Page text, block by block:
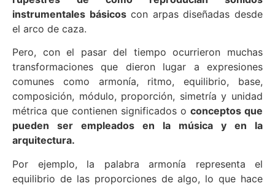
instrumentales básicoscon arpas diseñadas desde
el arco de caza.
Pero, con el pasar del tiempo ocurrieron muchas
transformaciones que dieron lugar a expresiones
comunes como armonía, ritmo, equilibrio, base,
composición, módulo, proporción, simetría y unidad
métrica que contienen significados o conceptos que
pueden ser empleados en la música y en la
arquitectura.
Por ejemplo, la palabra armonía representa el
equilibrio de las proporciones de algo, lo que hace